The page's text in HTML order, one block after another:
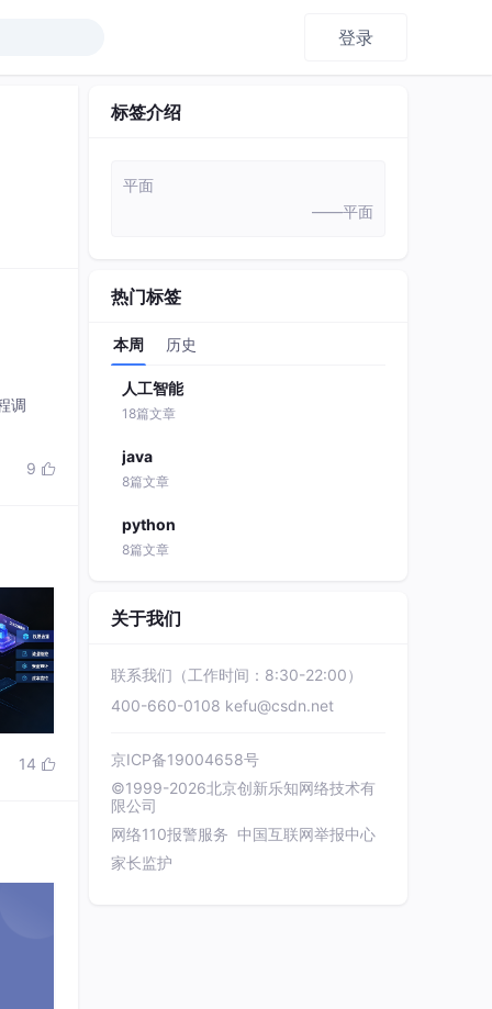
登录
调
9 
14 
标签介绍
平面
——平面
热门标签
本周 历史
人工智能
18篇文章
java
8篇文章
python
8篇文章
关于我们
联系我们（工作时间：8:30-22:00）
400-660-0108 kefu@csdn.net
京ICP备19004658号
©1999-2026北京创新乐知网络技术有
限公司
网络110报警服务 中国互联网举报中心
家长监护